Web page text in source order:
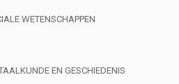
WETENSCHAPPEN
EN GESCHIEDENIS